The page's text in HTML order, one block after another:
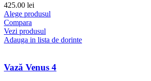
425.00 lei
Alege produsul
Compara
Vezi produsul
Adauga in lista de dorinte
Vază Venus 4